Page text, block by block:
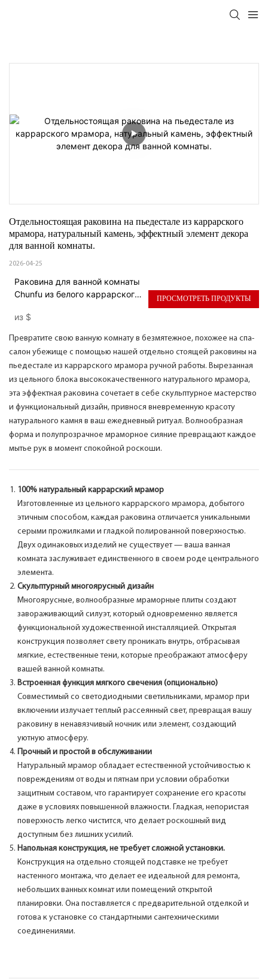
Отдельностоящая раковина на пьедестале из каррарского
мрамора, натуральный камень, эффектный элемент декора
для ванной комнаты.
2026-04-25
Раковина для ванной комнаты
Chunfu из белого каррарского
скульптурная, из натурального
из $
ПРОСМОТРЕТЬ ПРОДУКТЫ
Превратите свою ванную комнату в безмятежное, похожее на спа-
салон убежище с помощью нашей отдельно стоящей раковины на
пьедестале из каррарского мрамора ручной работы. Вырезанная
из цельного блока высококачественного натурального мрамора,
эта эффектная раковина сочетает в себе скульптурное мастерство
и функциональный дизайн, привнося вневременную красоту
натурального камня в ваш ежедневный ритуал. Волнообразная
форма и полупрозрачное мраморное сияние превращают каждое
мытье рук в момент спокойной роскоши.
100% натуральный каррарский мрамор
Изготовленные из цельного каррарского мрамора, добытого
этичным способом, каждая раковина отличается уникальными
серыми прожилками и гладкой полированной поверхностью.
Двух одинаковых изделий не существует — ваша ванная
комната заслуживает единственного в своем роде центрального
элемента.
Скульптурный многоярусный дизайн
Многоярусные, волнообразные мраморные плиты создают
завораживающий силуэт, который одновременно является
функциональной художественной инсталляцией. Открытая
конструкция позволяет свету проникать внутрь, отбрасывая
мягкие, естественные тени, которые преображают атмосферу
вашей ванной комнаты.
Встроенная функция мягкого свечения (опционально)
Совместимый со светодиодными светильниками, мрамор при
включении излучает теплый рассеянный свет, превращая вашу
раковину в ненавязчивый ночник или элемент, создающий
уютную атмосферу.
Прочный и простой в обслуживании
Натуральный мрамор обладает естественной устойчивостью к
повреждениям от воды и пятнам при условии обработки
защитным составом, что гарантирует сохранение его красоты
даже в условиях повышенной влажности. Гладкая, непористая
поверхность легко чистится, что делает роскошный вид
доступным без лишних усилий.
Напольная конструкция, не требует сложной установки.
Конструкция на отдельно стоящей подставке не требует
настенного монтажа, что делает ее идеальной для ремонта,
небольших ванных комнат или помещений открытой
планировки. Она поставляется с предварительной отделкой и
готова к установке со стандартными сантехническими
соединениями.